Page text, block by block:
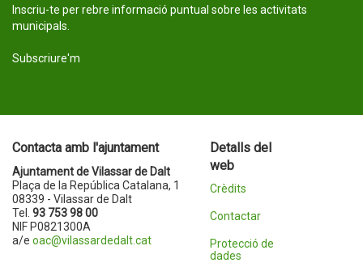
Inscriu-te per rebre informació puntual sobre les activitats
municipals.
Subscriure'm
Contacta amb l'ajuntament
Ajuntament de Vilassar de Dalt
Plaça de la República Catalana, 1
08339 - Vilassar de Dalt
Tel. 93 753 98 00
NIF P0821300A
a/e oac@vilassardedalt.cat
Detalls del
web
Crèdits
Contactar
Protecció de
dades